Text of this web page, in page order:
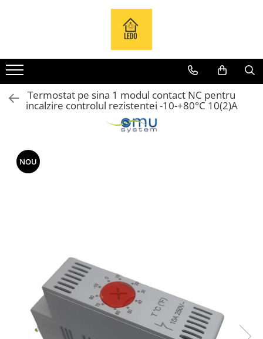
Becuri
Becuri LED
Tuburi LED
Dulapuri metalice
Tablouri din plastic
Sigurante fuzibile
Contactoare si relee
Intrerupatoare pentru tablouri
electrice
Alte aparataje
Termostat pe sina 1 modul contact NC pentru
incalzire controlul rezistentei -10-+80°C 10(2)A
NOU